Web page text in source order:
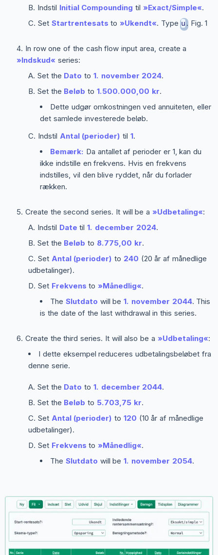
Indstil Initial Compounding til »Exact/Simple«.
Set Startrentesats to »Ukendt«. Typeu . Fig. 1
In row one of the cash flow input area, create a
»Indskud« series:
Set the Dato to 1. november 2024.
Set the Beløb to 1.500.000,00 kr.
Dette udgør omkostningen ved annuiteten, eller
det samlede investerede beløb.
Indstil Antal (perioder) til 1.
Bemærk: Da antallet af perioder er 1, kan du
ikke indstille en frekvens. Hvis en frekvens
indstilles, vil den blive ryddet, når du forlader
rækken.
Create the second series. It will be a »Udbetaling«:
Indstil Date til1. december 2024.
Set the Beløb to 8.775,00 kr.
Set Antal (perioder) to 240 (20 år af månedlige
udbetalinger).
Set Frekvens to »Månedlig«.
The Slutdato will be1. november 2044. This
is the date of the last withdrawal in this series.
Create the third series. It will also be a »Udbetaling«:
I dette eksempel reduceres udbetalingsbeløbet fra
denne serie.
Set the Dato to 1. december 2044.
Set the Beløb to 5.703,75 kr.
Set Antal (perioder) to 120 (10 år af månedlige
udbetalinger).
Set Frekvens to »Månedlig«.
The Slutdato will be1. november 2054.